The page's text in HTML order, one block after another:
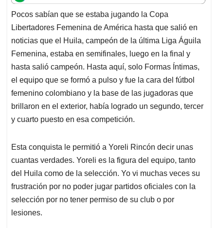
t
s
A
p
p
e
b
o
o
k
k
e
d
I
n
i
l
e
a
d
s
Pocos sabían que se estaba jugando la Copa
Libertadores Femenina de América hasta que salió en
noticias que el Huila, campeón de la última Liga Águila
Femenina, estaba en semifinales, luego en la final y
hasta salió campeón. Hasta aquí, solo Formas Íntimas,
el equipo que se formó a pulso y fue la cara del fútbol
femenino colombiano y la base de las jugadoras que
brillaron en el exterior, había logrado un segundo, tercer
y cuarto puesto en esa competición.
Esta conquista le permitió a Yoreli Rincón decir unas
cuantas verdades. Yoreli es la figura del equipo, tanto
del Huila como de la selección. Yo vi muchas veces su
frustración por no poder jugar partidos oficiales con la
selección por no tener permiso de su club o por
lesiones.